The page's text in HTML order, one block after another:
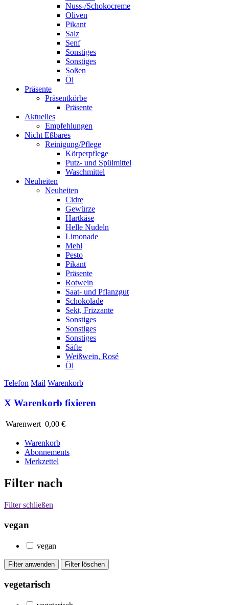
Nuss-/Schokocreme
Oliven
Pikant
Salz
Senf
Sonstiges
Sonstiges
Soßen
Öl
Präsente
Präsentkörbe
Präsente
Aktuelles
Empfehlungen
Nicht Eßbares
Reinigung/Pflege
Körperpflege
Putz- und Spülmittel
Waschmittel
Neuheiten
Neuheiten
Cidre
Gewürze
Hartkäse
Helle Nudeln
Limonade
Mehl
Pesto
Pikant
Präsente
Rotwein
Saat- und Pflanzgut
Schokolade
Sekt, Frizzante
Sonstiges
Sonstiges
Sonstiges
Säfte
Weißwein, Rosé
Öl
Telefon Mail Warenkorb
X Warenkorb fixieren
Warenwert 0,00 €
Warenkorb
Abonnements
Merkzettel
Filter nach
Filter schließen
vegan
vegan
vegetarisch